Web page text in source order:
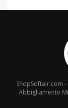
ShopSoftair.com
Abbigliamento